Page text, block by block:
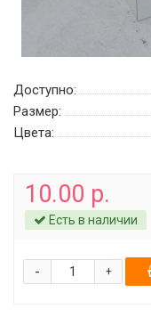
Доступно:
Размер:
Цвета:
10.00 р.
Есть в наличии
+
-